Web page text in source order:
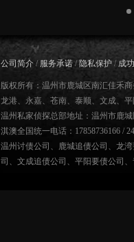
公司简介 / 服务承诺 /隐私保护 / 成
版权所有：温州市鹿城区南汇佳禾
龙港、永嘉、苍南、泰顺、文成、
温州私家侦探总部地址：温州市鹿
淇澳全国统一电话：17858736166 /
温州讨债公司 、 鹿城追债公司 、 龙湾
司 、 文成追债公司 、 平阳要债公司 、